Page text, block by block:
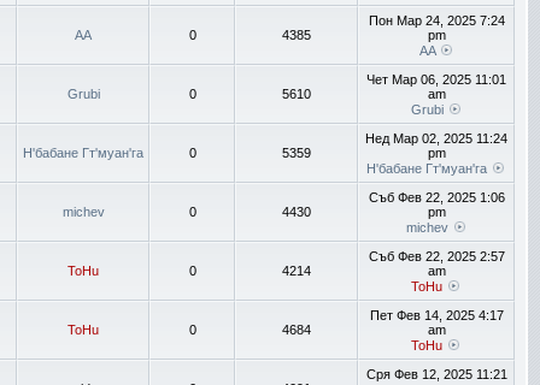
AA 0 4385
Пон Мар 24, 2025 7:24
pm
AA
Grubi 0 5610
Чет Мар 06, 2025 11:01
am
Grubi
Н'бабане Гт'муан'га 0 5359
Нед Мар 02, 2025 11:24
pm
Н'бабане Гт'муан'га
michev 0 4430
Съб Фев 22, 2025 1:06
pm
michev
ToHu 0 4214
Съб Фев 22, 2025 2:57
am
ToHu
ToHu 0 4684
Пет Фев 14, 2025 4:17
am
ToHu
Сря Фев 12, 2025 11:21